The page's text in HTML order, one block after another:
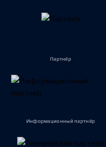
Партнёр
Информационный партнёр